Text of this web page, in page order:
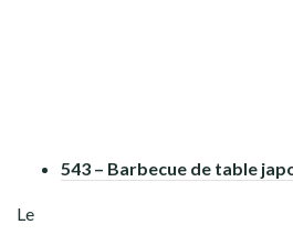
543 – Barbecue de table
Le